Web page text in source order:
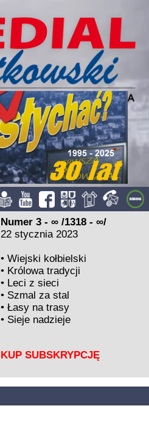
Numer 3 - ∞ /1318 - ∞/
22 stycznia 2023
•Wiejski kołbielski
• Królowa tradycji
• Leci z sieci
• Szmal za stal
•Łasy na trasy
• Sieje nadzieje
KUP SUBSKRYPCJĘ